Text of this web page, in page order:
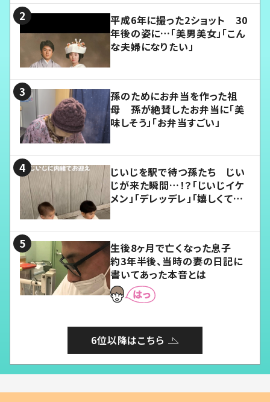
平成6年に撮った2ショット 30
年後の姿に…「美男美女」「こん
な夫婦になりたい」
孫のためにお弁当を作った祖
母 孫が絶賛したお弁当に「美
味しそう」「お弁当すごい」
じいじを駅で待つ孫たち じい
じが来た瞬間…！？「じいじイケ
メン」「デレッデレ」「嬉しくて可
生後8ヶ月で亡くなった息子
約3年半後、当時の妻の日記に
書いてあった本音とは
6位以降はこちら